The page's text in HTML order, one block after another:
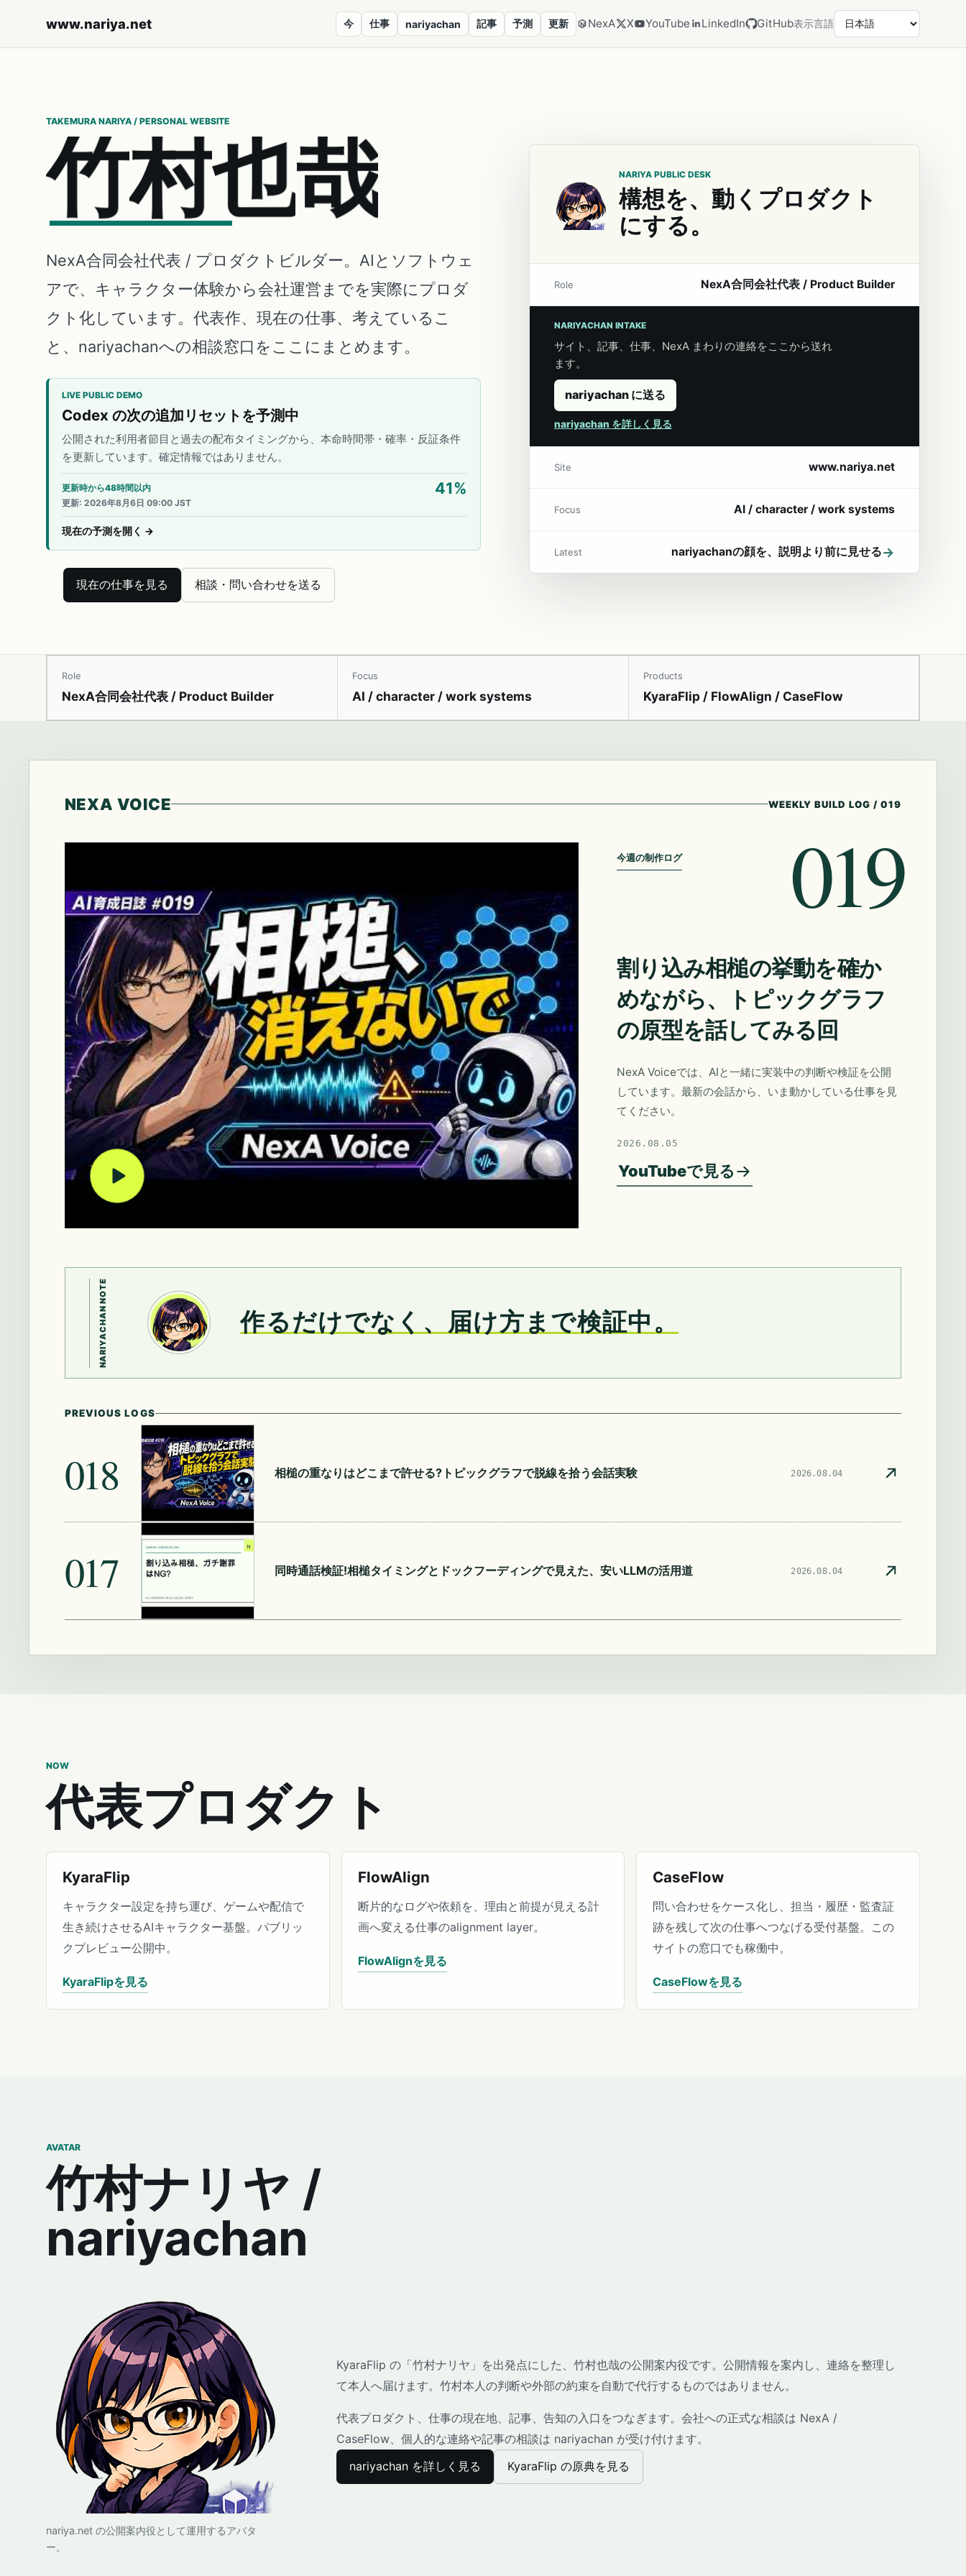
www.nariya.net 今 仕事 nariyachan 記事 予測 更新 NexA X YouTube LinkedIn GitHub表示言語
TAKEMURA NARIYA / PERSONAL WEBSITE
竹村也哉
NexA合同会社代表 / プロダクトビルダー。AIとソフトウェ
アで、キャラクター体験から会社運営までを実際にプロダ
クト化しています。代表作、現在の仕事、考えているこ
と、nariyachanへの相談窓口をここにまとめます。
LIVE PUBLIC DEMO
Codex の次の追加リセットを予測中
公開された利用者節目と過去の配布タイミングから、本命時間帯・確率・反証条件
を更新しています。確定情報ではありません。
更新時から48時間以内 41%
更新: 2026年8月6日 09:00 JST
現在の予測を開く →
現在の仕事を見る 相談・問い合わせを送る
NARIYA PUBLIC DESK
構想を、動くプロダクト
にする。
Role NexA合同会社代表 / Product Builder
NARIYACHAN INTAKE
サイト、記事、仕事、NexA まわりの連絡をここから送れ
ます。
nariyachan に送る
nariyachan を詳しく見る
Site www.nariya.net
Focus AI / character / work systems
Latest nariyachanの顔を、説明より前に見せる→
Role
NexA合同会社代表 / Product Builder
Focus
AI / character / work systems
Products
KyaraFlip / FlowAlign / CaseFlow
NEXA VOICE WEEKLY BUILD LOG / 019
今週の制作ログ 019
割り込み相槌の挙動を確か
めながら、トピックグラフ
の原型を話してみる回
NexA Voiceでは、AIと一緒に実装中の判断や検証を公開
しています。最新の会話から、いま動かしている仕事を見
てください。
2026.08.05
YouTubeで見る
NARIYACHAN NOTE 作るだけでなく、届け方まで検証中。
PREVIOUS LOGS
018 相槌の重なりはどこまで許せる?トピックグラフで脱線を拾う会話実験 2026.08.04
017 同時通話検証!相槌タイミングとドックフーディングで見えた、安いLLMの活用道 2026.08.04
NOW
代表プロダクト
KyaraFlip
キャラクター設定を持ち運び、ゲームや配信で
生き続けさせるAIキャラクター基盤。パブリッ
クプレビュー公開中。
KyaraFlipを見る
FlowAlign
断片的なログや依頼を、理由と前提が見える計
画へ変える仕事のalignment layer。
FlowAlignを見る
CaseFlow
問い合わせをケース化し、担当・履歴・監査証
跡を残して次の仕事へつなげる受付基盤。この
サイトの窓口でも稼働中。
CaseFlowを見る
AVATAR
竹村ナリヤ /
nariyachan
nariya.net の公開案内役として運用するアバタ
ー。
KyaraFlip の「竹村ナリヤ」を出発点にした、竹村也哉の公開案内役です。公開情報を案内し、連絡を整理し
て本人へ届けます。竹村本人の判断や外部の約束を自動で代行するものではありません。
代表プロダクト、仕事の現在地、記事、告知の入口をつなぎます。会社への正式な相談は NexA /
CaseFlow、個人的な連絡や記事の相談は nariyachan が受け付けます。
nariyachan を詳しく見る
KyaraFlip の原典を見る